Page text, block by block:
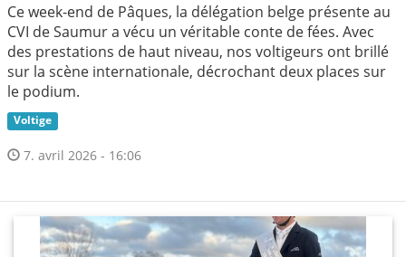
Ce week-end de Pâques, la délégation belge présente au
CVI de Saumur a vécu un véritable conte de fées. Avec
des prestations de haut niveau, nos voltigeurs ont brillé
sur la scène internationale, décrochant deux places sur
le podium.
Voltige
7. avril 2026 - 16:06